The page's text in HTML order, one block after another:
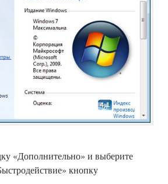
«Дополнительно» и выберите
кнопку